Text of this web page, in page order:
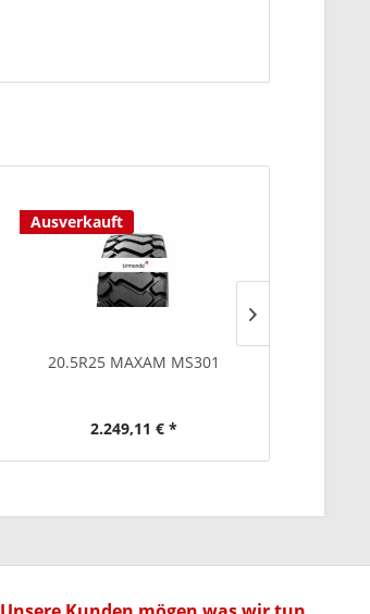
Ausverkauft
20.5R25 MAXAM MS301
2.249,11 € *